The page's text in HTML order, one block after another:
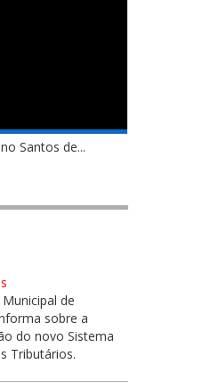
Santos de...
de
sobre a
do novo Sistema
Tributários.